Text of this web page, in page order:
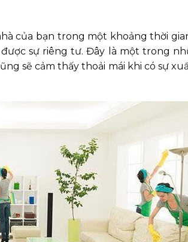
của bạn trong một khoảng thời
sự riêng tư. Đây là một trong
sẽ cảm thấy thoải mái khi có sự